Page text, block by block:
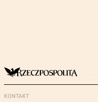
KONTAKT